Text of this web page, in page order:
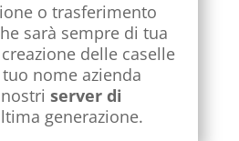
o trasferimento
sarà sempre di tua
delle caselle
nome azienda
server di
generazione.